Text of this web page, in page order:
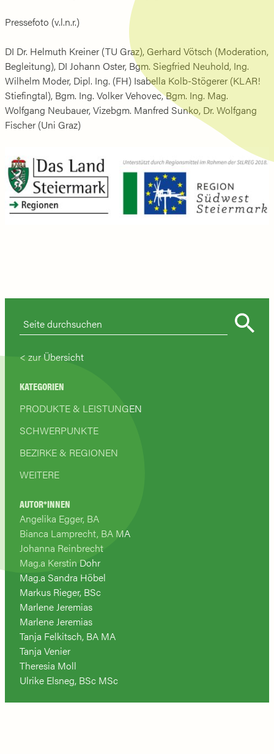
Pressefoto (v.l.n.r.)
DI Dr. Helmuth Kreiner (TU Graz), Gerhard Vötsch (Moderation,
Begleitung), DI Johann Oster, Bgm. Siegfried Neuhold, Ing.
Wilhelm Moder, Dipl. Ing. (FH) Isabella Kolb-Stögerer (KLAR!
Stiefingtal), Bgm. Ing. Volker Vehovec, Bgm. Ing. Mag.
Wolfgang Neubauer, Vizebgm. Manfred Sunko, Dr. Wolfgang
Fischer (Uni Graz)
zur Übersicht
KATEGORIEN
PRODUKTE & LEISTUNGEN
SCHWERPUNKTE
BEZIRKE & REGIONEN
WEITERE
AUTOR*INNEN
Angelika Egger, BA
Bianca Lamprecht, BA MA
Johanna Reinbrecht
Mag.a Kerstin Dohr
Mag.a Sandra Höbel
Markus Rieger, BSc
Marlene Jeremias
Marlene Jeremias
Tanja Felkitsch, BA MA
Tanja Venier
Theresia Moll
Ulrike Elsneg, BSc MSc